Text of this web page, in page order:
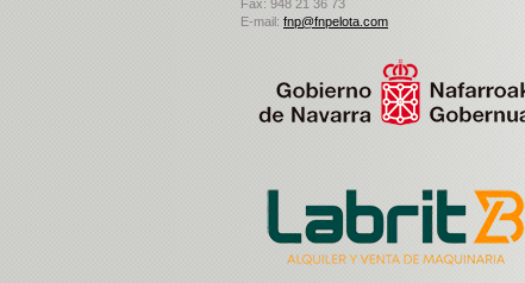
Fax: 948 21 36 73
E-mail: fnp@fnpelota.com